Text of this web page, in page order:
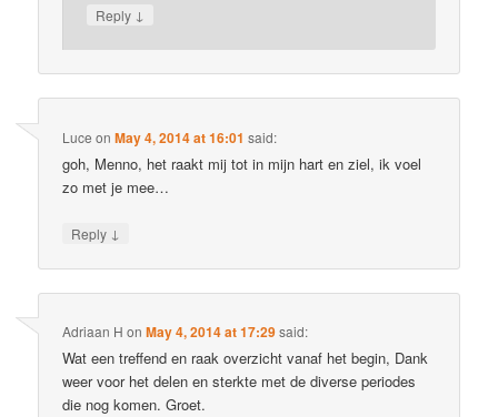
Reply ↓
Luce onMay 4, 2014 at 16:01 said:
goh, Menno, het raakt mij tot in mijn hart en ziel, ik voel
zo met je mee…
Reply ↓
Adriaan H onMay 4, 2014 at 17:29said:
Wat een treffend en raak overzicht vanaf het begin, Dank
weer voor het delen en sterkte met de diverse periodes
die nog komen. Groet.